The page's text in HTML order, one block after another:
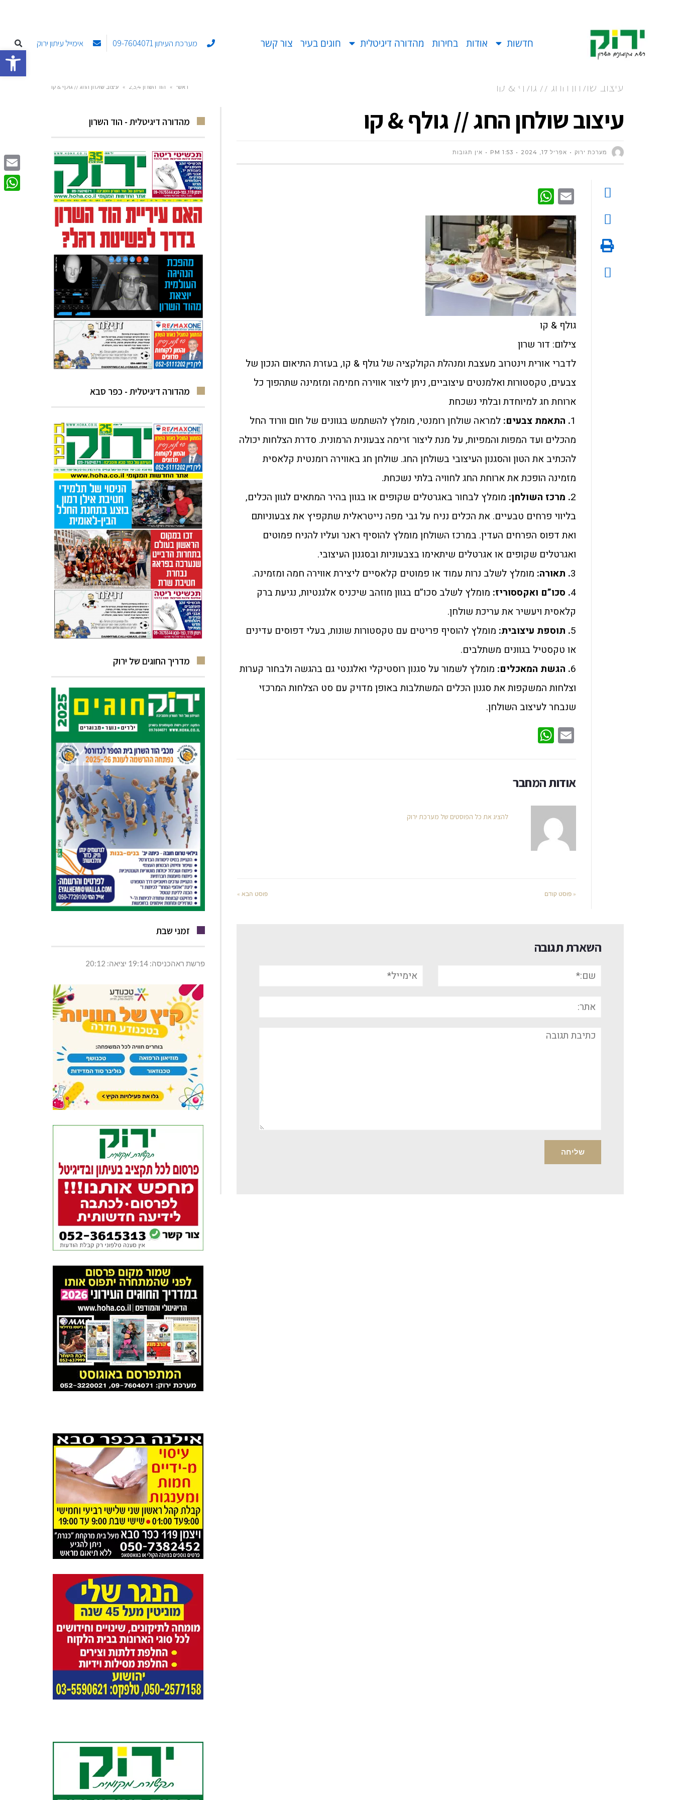
פתח חדשות אודות בחירות מהדורה דיגיטלית חוגים בעיר צור קשר מערכת העיתון 09-7604071 אימייל עיתון ירוק
עיצוב שולחן החג // גולף & קו ראשי » הוד השרון 2,3,4 » עיצוב שולחן החג // גולף & קו
עיצוב שולחן החג // גולף & קו
מערכת ירוק אפריל 17, 2024 1:53 PM אין תגובות
Email
גולף & קו
צילום: דור שרון
לדברי אורית וינטרוב מעצבת ומנהלת הקולקציה של גולף & קו, בעזרת התיאום הנכון של
צבעים, טקסטורות ואלמנטים עיצוביים, ניתן ליצור אווירה חמימה ומזמינה שתהפוך כל
ארוחת חג למיוחדת ובלתי נשכחת
1. התאמת צבעים: למראה שולחן רומנטי, מומלץ להשתמש בגוונים של חום וורוד החל
מהכלים ועד המפות והמפיות, על מנת ליצור זרימה צבעונית הרמונית. סדרת הצלחות יכולה
להכתיב את הטון והסגנון העיצובי בשולחן החג. שולחן חג באווירה רומנטית קלאסית
מזמינה הופכת את ארוחת החג לחוויה בלתי נשכחת.
2. מרכז השולחן: מומלץ לבחור באגרטלים שקופים או בגוון בהיר המתאים לגוון הכלים,
בליווי פרחים טבעיים. את הכלים נניח על גבי מפה נייטראלית שתקפיץ את צבעוניותם
ואת דפוס הפרחים העדין. במרכז השולחן מומלץ להוסיף ראנר ועליו להניח פמוטים
ואגרטלים שקופים או אגרטלים שיתאימו בצבעוניות ובסגנון העיצובי.
3. תאורה: מומלץ לשלב נרות עמוד או פמוטים קלאסיים ליצירת אווירה חמה ומזמינה.
4. סכו”ם ואקססוריז: מומלץ לשלב סכו”ם בגוון מוזהב שיכניס אלגנטיות, נגיעת ברק
קלאסית ויעשיר את עריכת שולחן.
5. תוספת עיצובית: מומלץ להוסיף פריטים עם טקסטורות שונות, בעלי דפוסים עדינים
או טקסטיל בגוונים משתלבים.
6. הגשת המאכלים: מומלץ לשמור על סגנון רוסטיקלי ואלגנטי גם בהגשה ולבחור קערות
וצלחות המשקפות את סגנון הכלים המשתלבות באופן מדויק עם סט הצלחות המרכזי
שנבחר לעיצוב השולחן.
Email
אודות המחבר
להציג את כל הפוסטים של מערכת ירוק
« פוסט קודם פוסט הבא »
השארת תגובה
אימייל*
תגובה
מהדורה דיגיטלית - הוד השרון
מהדורה דיגיטלית - כפר סבא
מדריך החוגים של ירוק
זמני שבת
פרשת ראהכניסה: 19:14 יציאה: 20:12